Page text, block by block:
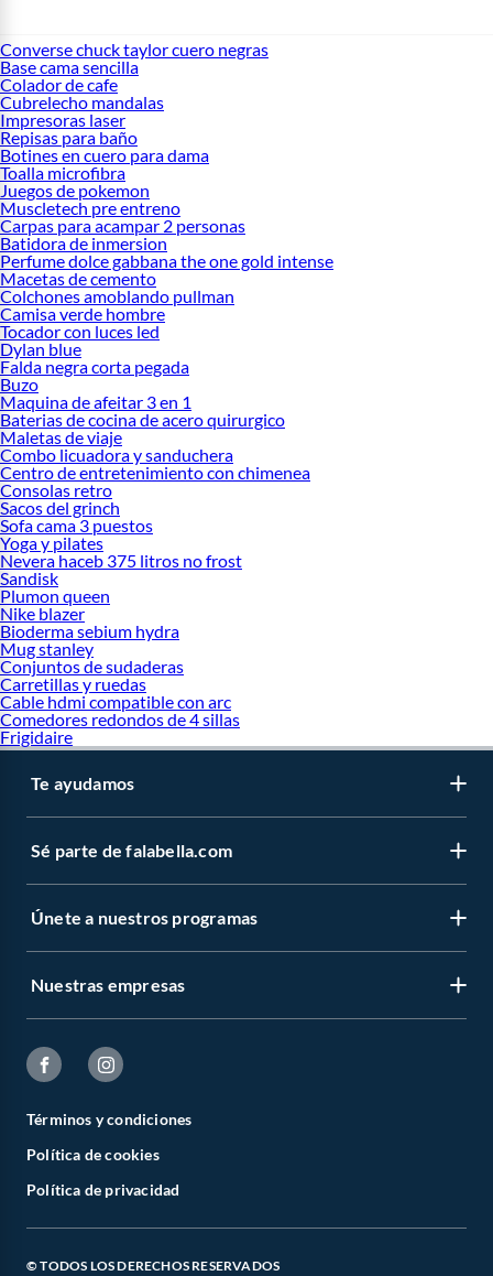
Converse chuck taylor cuero negras
Base cama sencilla
Colador de cafe
Cubrelecho mandalas
Impresoras laser
Repisas para baño
Botines en cuero para dama
Toalla microfibra
Juegos de pokemon
Muscletech pre entreno
Carpas para acampar 2 personas
Batidora de inmersion
Perfume dolce gabbana the one gold intense
Macetas de cemento
Colchones amoblando pullman
Camisa verde hombre
Tocador con luces led
Dylan blue
Falda negra corta pegada
Buzo
Maquina de afeitar 3 en 1
Baterias de cocina de acero quirurgico
Maletas de viaje
Combo licuadora y sanduchera
Centro de entretenimiento con chimenea
Consolas retro
Sacos del grinch
Sofa cama 3 puestos
Yoga y pilates
Nevera haceb 375 litros no frost
Sandisk
Plumon queen
Nike blazer
Bioderma sebium hydra
Mug stanley
Conjuntos de sudaderas
Carretillas y ruedas
Cable hdmi compatible con arc
Comedores redondos de 4 sillas
Frigidaire
Te ayudamos
Sé parte de falabella.com
Únete a nuestros programas
Nuestras empresas
Términos y condiciones
Política de cookies
Política de privacidad
© TODOS LOS DERECHOS RESERVADOS